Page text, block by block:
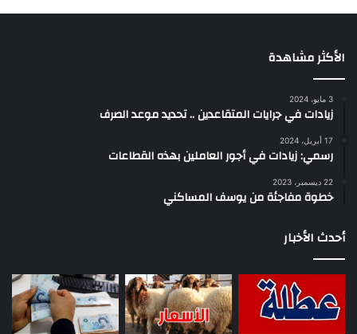
الأكثر مشاهدة
3 مايو، 2024
زيادات في جرايات المتقاعدين .. تحديد موعد الصرف
17 أبريل، 2024
رسمي: زيادات في أجور العاملين بهذه القطاعات
22 ديسمبر، 2023
خطوة مفاجئة من يوسف المساكني
أحدث الأخبار